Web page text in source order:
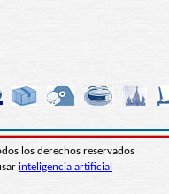
los derechos reservados
inteligencia artificial